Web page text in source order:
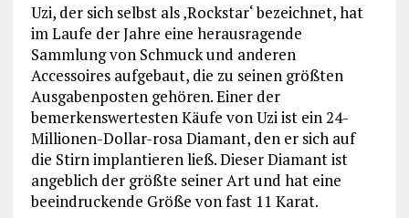
Uzi, der sich selbst als ‚Rockstar‘ bezeichnet, hat
im Laufe der Jahre eine herausragende
Sammlung von Schmuck und anderen
Accessoires aufgebaut, die zu seinen größten
Ausgabenposten gehören. Einer der
bemerkenswertesten Käufe von Uzi ist ein 24-
Millionen-Dollar-rosa Diamant, den er sich auf
die Stirn implantieren ließ. Dieser Diamant ist
angeblich der größte seiner Art und hat eine
beeindruckende Größe von fast 11 Karat.